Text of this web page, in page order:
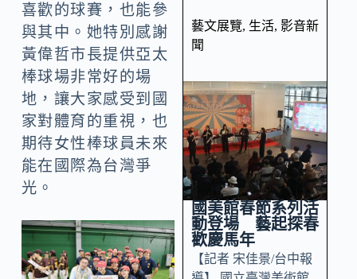
喜歡的球賽，也能參
與其中。她特別感謝
黃偉哲市長提供亞太
棒球場非常好的場
地，讓大家感受到國
家對體育的重視，也
期待女性棒球員未來
能在國際為台灣爭
光。
藝文展覽, 生活, 影音新
聞
國美館春節系列活
動登場 藝起探春
歡慶馬年
【記者 宋佳景/台中報